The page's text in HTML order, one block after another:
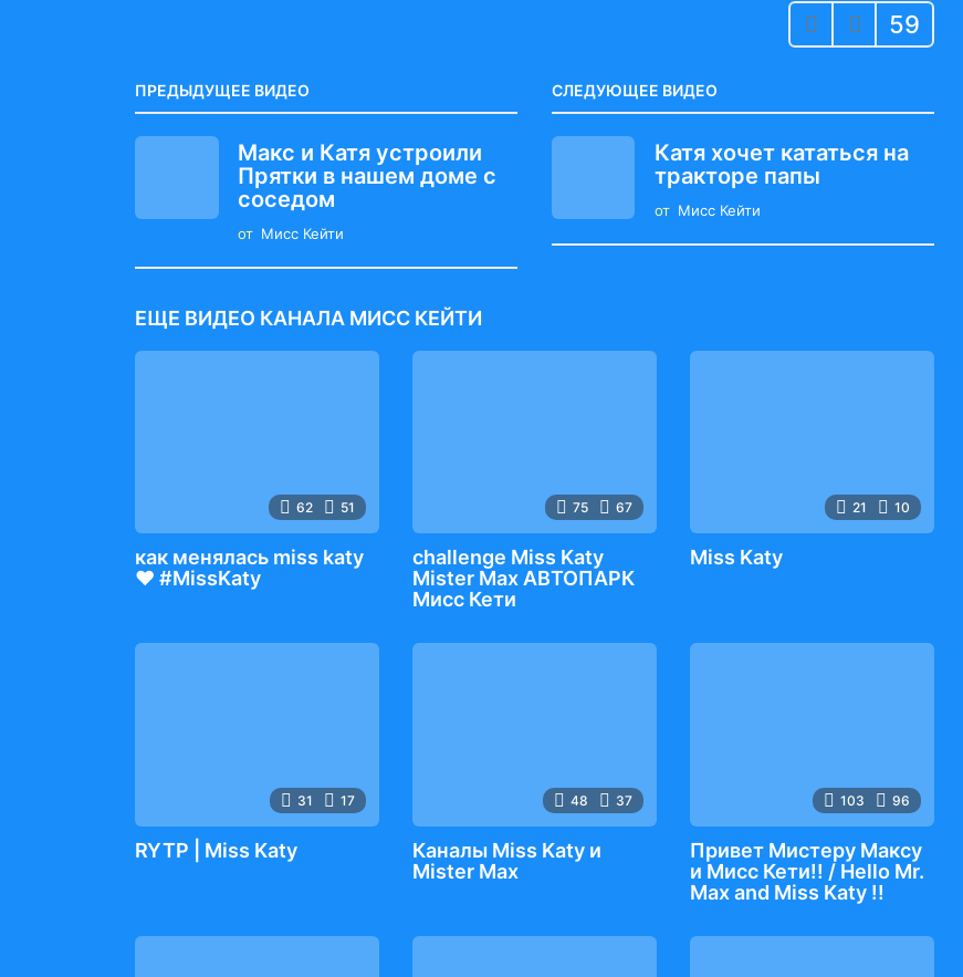
i
n
o
n
59
ПРЕДЫДУЩЕЕ ВИДЕО
Макс и Катя устроили
Прятки в нашем доме с
соседом
от Мисс Кейти
СЛЕДУЮЩЕЕ ВИДЕО
Катя хочет кататься на
тракторе папы
от Мисс Кейти
ЕЩЕ ВИДЕО КАНАЛА МИСС КЕЙТИ
62 51
как менялась miss katy
❤️ #MissKaty
75 67
challenge Miss Katy
Mister Max АВТОПАРК
Мисс Кети
21 10
Miss Katy
31 17
RYTP | Miss Katy
48 37
Каналы Miss Katy и
Mister Max
103 96
Привет Мистеру Максу
и Мисс Кети!! / Hello Mr.
Max and Miss Katy !!